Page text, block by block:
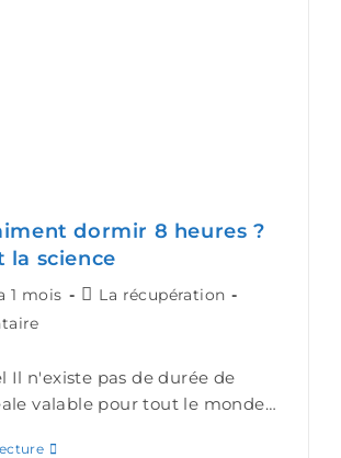
dormir 8 heures ?
la science
1 mois
La récupération
Il n'existe pas de durée de
valable pour tout le monde…